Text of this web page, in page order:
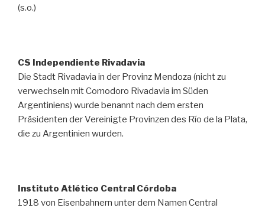
(s.o.)
CS Independiente Rivadavia
Die Stadt Rivadavia in der Provinz Mendoza (nicht zu
verwechseln mit Comodoro Rivadavia im Süden
Argentiniens) wurde benannt nach dem ersten
Präsidenten der Vereinigte Provinzen des Río de la Plata,
die zu Argentinien wurden.
Instituto Atlético Central Córdoba
1918 von Eisenbahnern unter dem Namen Central